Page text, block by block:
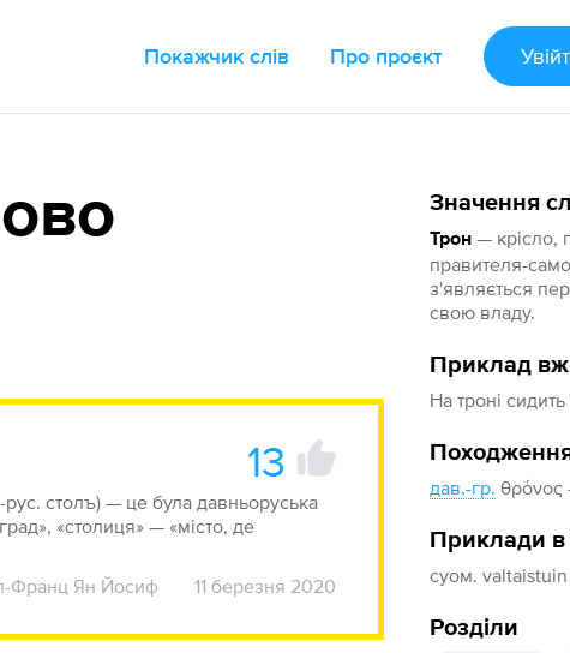
Покажчик слів Про проєкт
Значення
Трон — крісло,
правителя-
з'являється
свою владу.
Приклад
На троні
дав.-гр. θρόνος
Приклади в
суом. valtaistuin
Розділи
13
рус. столъ) — це була давньоруська
«столиця» — «місто, де
Франц Ян Йосиф 11 березня 2020